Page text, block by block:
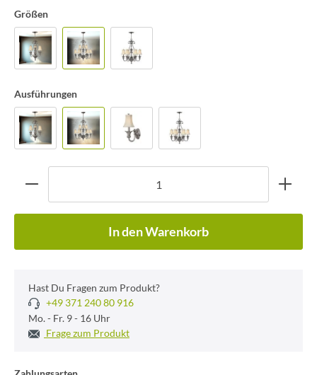
Größen
Ausführungen
In den Warenkorb
Hast Du Fragen zum Produkt?
+49 371 240 80 916
Mo. - Fr. 9 - 16 Uhr
Frage zum Produkt